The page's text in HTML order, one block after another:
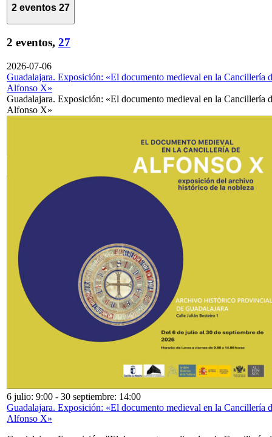
2 eventos 27
2 eventos, 27
2026-07-06
Guadalajara. Exposición: «El documento medieval en la Cancillería
Alfonso X»
Guadalajara. Exposición: «El documento medieval en la Cancillería
Alfonso X»
6 julio: 9:00 - 30 septiembre: 14:00
Guadalajara. Exposición: «El documento medieval en la Cancillería
Alfonso X»